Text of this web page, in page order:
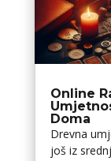
Online
Doma
Drevna
još iz